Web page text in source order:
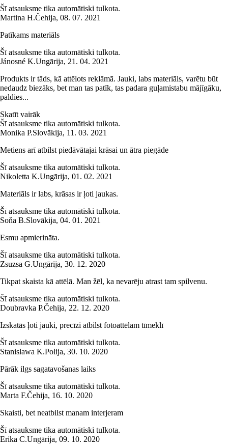
Šī atsauksme tika automātiski tulkota.
Martina H.Čehija, 08. 07. 2021
Patīkams materiāls
Šī atsauksme tika automātiski tulkota.
Jánosné K.Ungārija, 21. 04. 2021
Produkts ir tāds, kā attēlots reklāmā. Jauki, labs materiāls, varētu būt
nedaudz biezāks, bet man tas patīk, tas padara guļamistabu mājīgāku,
paldies...
Skatīt vairāk
Šī atsauksme tika automātiski tulkota.
Monika P.Slovākija, 11. 03. 2021
Metiens arī atbilst piedāvātajai krāsai un ātra piegāde
Šī atsauksme tika automātiski tulkota.
Nikoletta K.Ungārija, 01. 02. 2021
Materiāls ir labs, krāsas ir ļoti jaukas.
Šī atsauksme tika automātiski tulkota.
Soňa B.Slovākija, 04. 01. 2021
Esmu apmierināta.
Šī atsauksme tika automātiski tulkota.
Zsuzsa G.Ungārija, 30. 12. 2020
Tikpat skaista kā attēlā. Man žēl, ka nevarēju atrast tam spilvenu.
Šī atsauksme tika automātiski tulkota.
Doubravka P.Čehija, 22. 12. 2020
Izskatās ļoti jauki, precīzi atbilst fotoattēlam tīmeklī
Šī atsauksme tika automātiski tulkota.
Stanislawa K.Polija, 30. 10. 2020
Pārāk ilgs sagatavošanas laiks
Šī atsauksme tika automātiski tulkota.
Marta F.Čehija, 16. 10. 2020
Skaisti, bet neatbilst manam interjeram
Šī atsauksme tika automātiski tulkota.
Erika C.Ungārija, 09. 10. 2020